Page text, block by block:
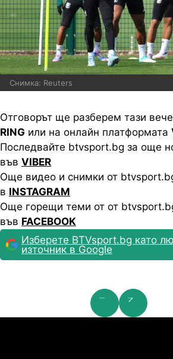
Снимка: Reuters
Отговорът ще разберем тази
RING или на онлайн платформата
Последвайте btvsport.bg за още
във VIBER
Още видео и снимки от
в INSTAGRAM
Още горещи теми от от
във FACEBOOK
Изберете BTVsport.bg като
източник в Google